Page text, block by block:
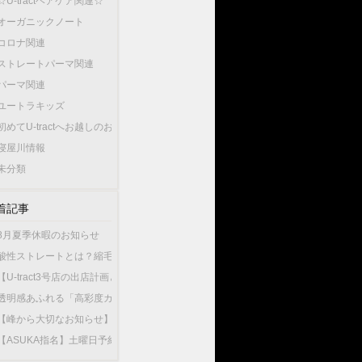
ーガニックノート
ロナ関連
トレートパーマ関連
ーマ関連
ートラキッズ
めてU-tractへお越しのお客様へ…
屋川情報
分類
記事
月夏季休暇のお知らせ
性ストレートとは？縮毛矯正との違いやU-tractの酸性ストレートが選ばれている
U-tract3号店の出店計画と今後の渡辺の出勤店舗について】
明感あふれる「高彩度カラー」が人気！大人女性が選ぶこの夏最旬のヘアカラー
峰から大切なお知らせ】10月1日から新店舗U-tractNorthGardenへ異動いたしま
ASUKA指名】土曜日予約が可能になりました！